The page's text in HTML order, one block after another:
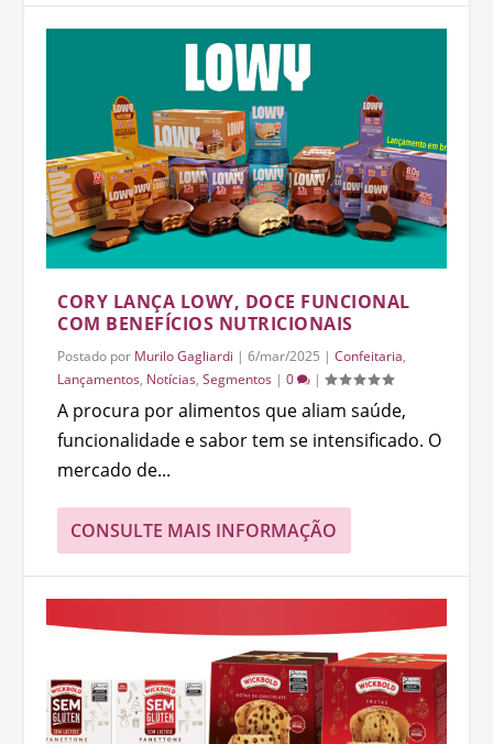
CORY LANÇA LOWY, DOCE FUNCIONAL
COM BENEFÍCIOS NUTRICIONAIS
Postado por Murilo Gagliardi |6/mar/2025 |Confeitaria,
Lançamentos, Notícias,Segmentos |0 |
A procura por alimentos que aliam saúde,
funcionalidade e sabor tem se intensificado. O
mercado de...
CONSULTE MAIS INFORMAÇÃO